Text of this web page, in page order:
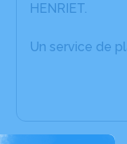
HENRIET.
Un service de